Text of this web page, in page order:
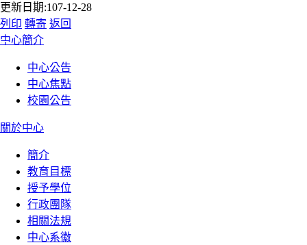
更新日期:107-12-28
列印 轉寄 返回
:::
中心簡介
中心公告
中心焦點
校園公告
關於中心
簡介
教育目標
授予學位
行政團隊
相關法規
中心系徽